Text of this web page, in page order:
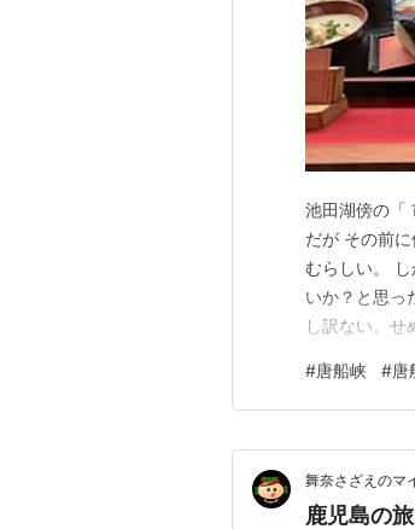
池田湖傍の「
だが その前
むらしい。
いか？と思っ
し訳ない。せ
「４０７番に
る間に隣の４
#唐船峡 #唐
舞奈さざえのマ
鹿児島の